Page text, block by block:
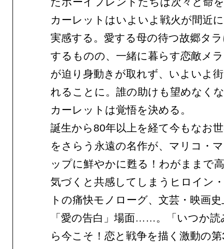
カーレットはいよいよ戦火が間近
実感する。愛する母の待つ故郷タ
するものの、一緒に暮らす恋敵メ
が迫り身動きが取れず、いよいよ
れることに。誰の助けも望めなく
カーレットは覚悟を決める。
誕生から80年以上を経て今もなお
をさらう永遠の名作が、マリコ・
ップに鮮やかに甦る！わがままで
気づくと共感してしまうヒロイン
トの痛快モノローグ、文芸・映画
「愛の告白」場面……。「いつか読
ら今こそ！恋と戦争を描く激動の